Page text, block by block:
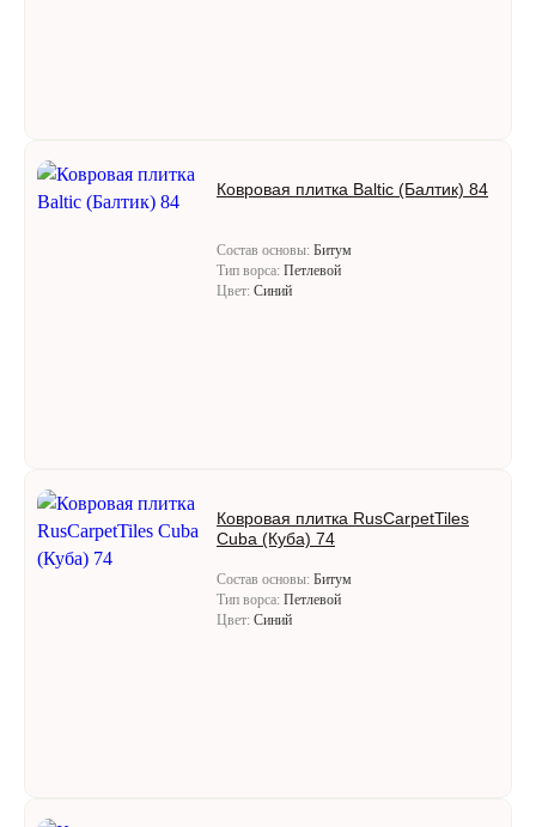
Ковровая плитка Baltic (Балтик) 84
Состав основы: Битум
Тип ворса: Петлевой
Цвет: Синий
Ковровая плитка RusCarpetTiles
Cuba (Куба) 74
Состав основы: Битум
Тип ворса: Петлевой
Цвет: Синий